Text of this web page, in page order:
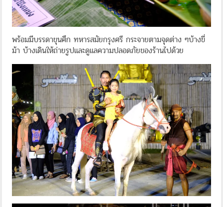
พร้อมมีบรรดาขุนศึก ทหารสมัยกรุงศรี กระจายตามจุดต่าง ๆบ้างขี่
ม้า บ้างเดินให้ถ่ายรูปและดูแลความปลอดภัยของร้านไปด้วย